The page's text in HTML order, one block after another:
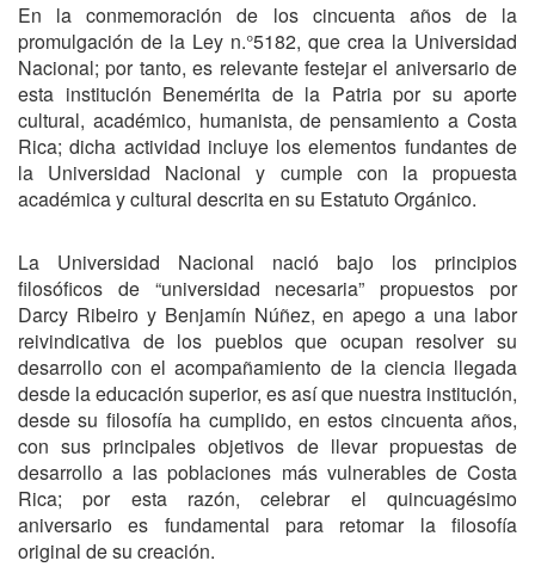
En la conmemoración de los cincuenta años de la
promulgación de la Ley n.°5182, que crea la Universidad
Nacional; por tanto, es relevante festejar el aniversario de
esta institución Benemérita de la Patria por su aporte
cultural, académico, humanista, de pensamiento a Costa
Rica; dicha actividad incluye los elementos fundantes de
la Universidad Nacional y cumple con la propuesta
académica y cultural descrita en su Estatuto Orgánico.
La Universidad Nacional nació bajo los principios
filosóficos de “universidad necesaria” propuestos por
Darcy Ribeiro y Benjamín Núñez, en apego a una labor
reivindicativa de los pueblos que ocupan resolver su
desarrollo con el acompañamiento de la ciencia llegada
desde la educación superior, es así que nuestra institución,
desde su filosofía ha cumplido, en estos cincuenta años,
con sus principales objetivos de llevar propuestas de
desarrollo a las poblaciones más vulnerables de Costa
Rica; por esta razón, celebrar el quincuagésimo
aniversario es fundamental para retomar la filosofía
original de su creación.